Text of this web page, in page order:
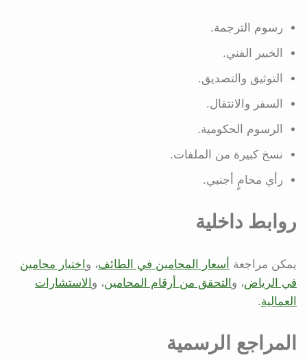
رسوم الترجمة.
الخبير الفني.
التوثيق والتصديق.
السفر والانتقال.
الرسوم الحكومية.
نسخ كبيرة من الملفات.
رأي محامٍ أجنبي.
روابط داخلية
يمكن مراجعة أسعار المحامين في الطائف، و اختيار محامين
في الرياض، و التحقق من أرقام المحامين، و الاستشارات
العمالية.
المراجع الرسمية